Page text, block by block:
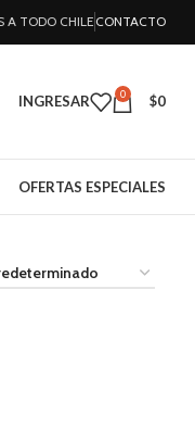
A TODO CHILE CONTACTO
INGRESAR 0 $0
OFERTAS ESPECIALES